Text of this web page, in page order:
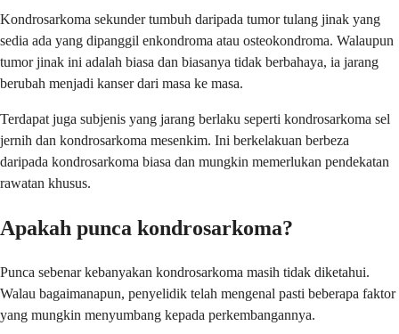
Kondrosarkoma sekunder tumbuh daripada tumor tulang jinak yang
sedia ada yang dipanggil enkondroma atau osteokondroma. Walaupun
tumor jinak ini adalah biasa dan biasanya tidak berbahaya, ia jarang
berubah menjadi kanser dari masa ke masa.
Terdapat juga subjenis yang jarang berlaku seperti kondrosarkoma sel
jernih dan kondrosarkoma mesenkim. Ini berkelakuan berbeza
daripada kondrosarkoma biasa dan mungkin memerlukan pendekatan
rawatan khusus.
Apakah punca kondrosarkoma?
Punca sebenar kebanyakan kondrosarkoma masih tidak diketahui.
Walau bagaimanapun, penyelidik telah mengenal pasti beberapa faktor
yang mungkin menyumbang kepada perkembangannya.